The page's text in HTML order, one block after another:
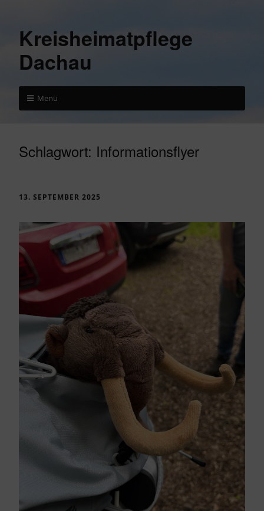
Kreisheimatpflege
Dachau
Menü
Schlagwort: Informationsflyer
13. SEPTEMBER 2025